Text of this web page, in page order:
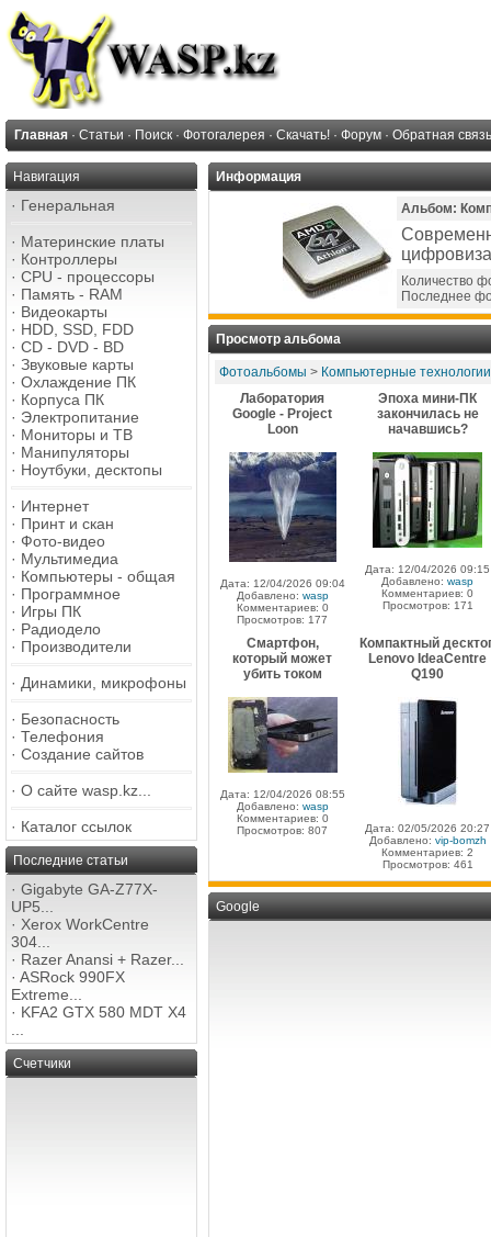
Главная · Статьи · Поиск · Фотогалерея · Скачать! · Форум · Обратная связь
Навигация
· Генеральная
· Материнские платы
· Контроллеры
· CPU - процессоры
· Память - RAM
· Видеокарты
· HDD, SSD, FDD
· CD - DVD - BD
· Звуковые карты
· Охлаждение ПК
· Корпуса ПК
· Электропитание
· Мониторы и ТВ
· Манипуляторы
· Ноутбуки, десктопы
· Интернет
· Принт и скан
· Фото-видео
· Мультимедиа
· Компьютеры - общая
· Программное
· Игры ПК
· Радиодело
· Производители
· Динамики, микрофоны
· Безопасность
· Телефония
· Создание сайтов
· О сайте wasp.kz...
· Каталог ссылок
Последние статьи
· Gigabyte GA-Z77X-
UP5...
· Xerox WorkCentre
304...
· Razer Anansi + Razer...
· ASRock 990FX
Extreme...
· KFA2 GTX 580 MDT X4
Счетчики
Информация
Альбом:
Количество
Последнее
Просмотр альбома
Фотоальбомы > Компьютерные технологии
Лаборатория
Google - Project
Loon
Дата: 12/04/2026 09:04
Добавлено: wasp
Комментариев: 0
Просмотров: 177
Эпоха мини-ПК
закончилась не
начавшись?
Дата: 12/04/2026 09:15
Добавлено: wasp
Комментариев: 0
Просмотров: 171
Смартфон,
который может
убить током
Дата: 12/04/2026 08:55
Добавлено: wasp
Комментариев: 0
Просмотров: 807
Компактный
Lenovo IdeaCentre
Q190
Дата: 02/05/2026 20:27
Добавлено: vip-bomzh
Комментариев: 2
Просмотров: 461
Google